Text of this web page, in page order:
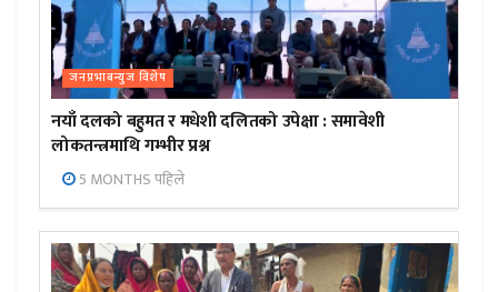
जनप्रभाबन्युज विशेष
नयाँ दलको बहुमत र मधेशी दलितको उपेक्षा : समावेशी
लोकतन्त्रमाथि गम्भीर प्रश्न
5 MONTHS पहिले